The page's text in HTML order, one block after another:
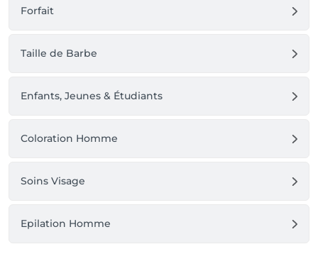
Forfait
Taille de Barbe
Enfants, Jeunes & Étudiants
Coloration Homme
Soins Visage
Epilation Homme